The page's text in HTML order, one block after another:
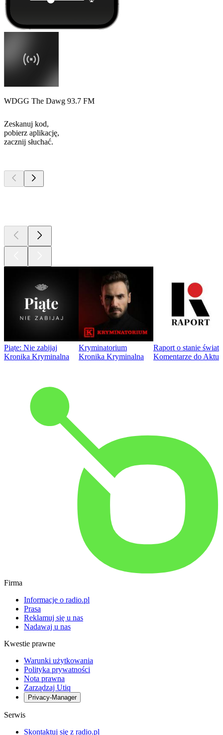
WDGG The Dawg 93.7 FM
Zeskanuj kod,
pobierz aplikację,
zacznij słuchać.
Piąte: Nie zabijaj
Kronika Kryminalna
Kryminatorium
Kronika Kryminalna
Raport o stanie
Komentarze do
Firma
Informacje o radio.pl
Prasa
Reklamuj się u nas
Nadawaj u nas
Kwestie prawne
Warunki użytkowania
Polityka prywatności
Nota prawna
Zarządzaj Utiq
Privacy-Manager
Serwis
Skontaktuj się z radio.pl